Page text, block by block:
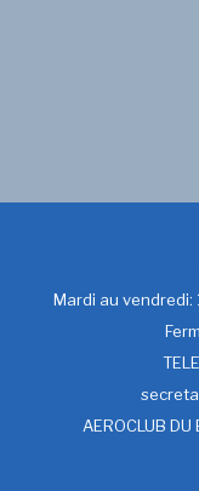
Mardi au vendredi:
AEROCLUB